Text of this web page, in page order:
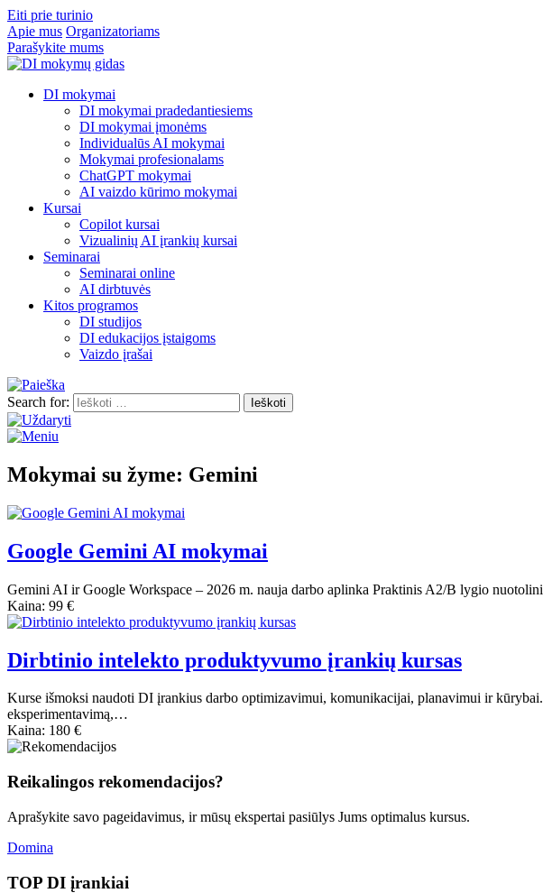
Eiti prie turinio
Apie mus Organizatoriams
Parašykite mums
DI mokymai
DI mokymai pradedantiesiems
DI mokymai įmonėms
Individualūs AI mokymai
Mokymai profesionalams
ChatGPT mokymai
AI vaizdo kūrimo mokymai
Kursai
Copilot kursai
Vizualinių AI įrankių kursai
Seminarai
Seminarai online
AI dirbtuvės
Kitos programos
DI studijos
DI edukacijos įstaigoms
Vaizdo įrašai
Search for:
Mokymai su žyme: Gemini
Google Gemini AI mokymai
Gemini AI ir Google Workspace – 2026 m. nauja darbo aplinka Praktinis A2/B lygio
Kaina: 99 €
Dirbtinio intelekto produktyvumo įrankių kursas
Kurse išmoksi naudoti DI įrankius darbo optimizavimui, komunikacijai, planavimui ir
eksperimentavimą,…
Kaina: 180 €
Reikalingos rekomendacijos?
Aprašykite savo pageidavimus, ir mūsų ekspertai pasiūlys Jums optimalus kursus.
Domina
TOP DI įrankiai